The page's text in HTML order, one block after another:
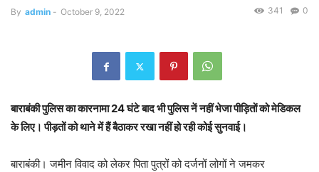
By admin - October 9, 2022 0
341
बाराबंकी पुलिस का कारनामा 24 घंटे बाद भी पुलिस नें नहीं भेजा पीड़ितों को मेडिकल
के लिए। पीड़तों को थाने में हैं बैठाकर रखा नहीं हो रही कोई सुनवाई।
बाराबंकी। जमीन विवाद को लेकर पिता पुत्रों को दर्जनों लोगों ने जमकर